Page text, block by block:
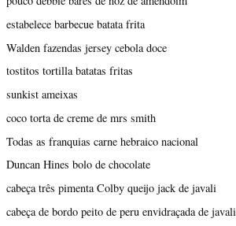
estabelece barbecue batata frita
Walden fazendas jersey cebola doce
tostitos tortilla batatas fritas
sunkist ameixas
coco torta de creme de mrs smith
Todas as franquias carne hebraico nacional
Duncan Hines bolo de chocolate
cabeça três pimenta Colby queijo jack de javali
cabeça de bordo peito de peru envidraçada de javali